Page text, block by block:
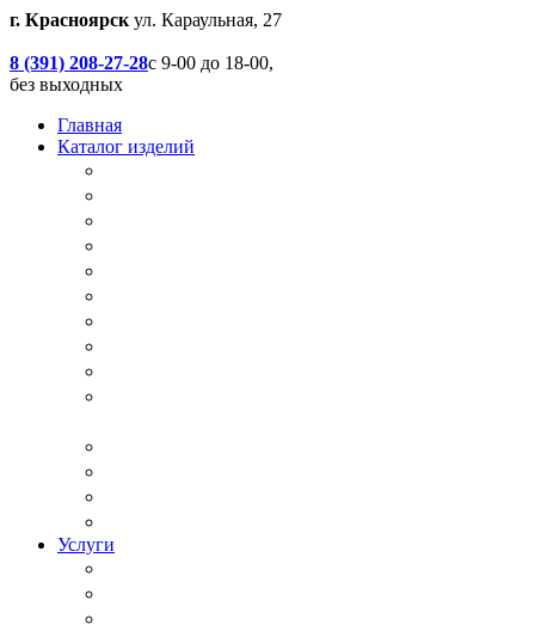
г. Красноярск ул. Караульная, 27
8 (391) 208-27-28с 9-00 до 18-00,
без выходных
Главная
Каталог изделий
Услуги